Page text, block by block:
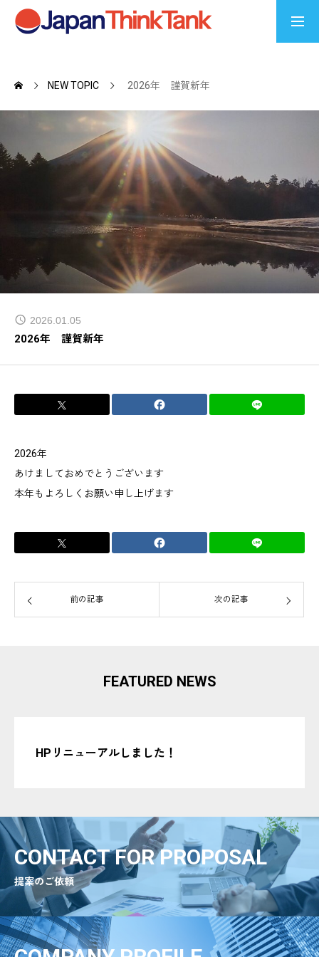
会社概要
NEW TOPIC
FANTASISTA
CSR ACTIVITIES
PRIVACY
FD宣言（お客さま本位の業務運営方針）
セキュリティーポリシー
NEW TOPIC 2026年 謹賀新年
2026.01.05
2026年 謹賀新年
2026年
あけましておめでとうございます
本年もよろしくお願い申し上げます
前の記事 次の記事
FEATURED NEWS
HPリニューアルしました！
CONTACT FOR PROPOSAL
提案のご依頼